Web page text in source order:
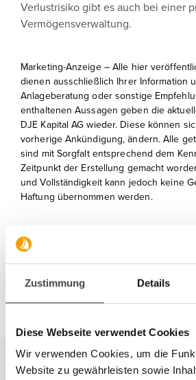
Zustimmung Details
Diese Webseite verwendet Cookies
Wir verwenden Cookies, um die
Website zu gewährleisten sowie
Verlustrisiko gibt es auch bei einer
Vermögensverwaltung.
Marketing-Anzeige – Alle hier
dienen ausschließlich Ihrer Information
Anlageberatung oder sonstige
enthaltenen Aussagen geben die
DJE Kapital AG wieder. Diese können
vorherige Ankündigung, ändern. Alle
sind mit Sorgfalt entsprechend dem
Zeitpunkt der Erstellung gemacht
und Vollständigkeit kann jedoch keine
Haftung übernommen werden.